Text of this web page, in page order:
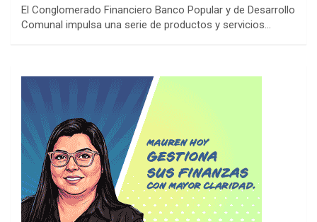
El Conglomerado Financiero Banco Popular y de Desarrollo
Comunal impulsa una serie de productos y servicios…